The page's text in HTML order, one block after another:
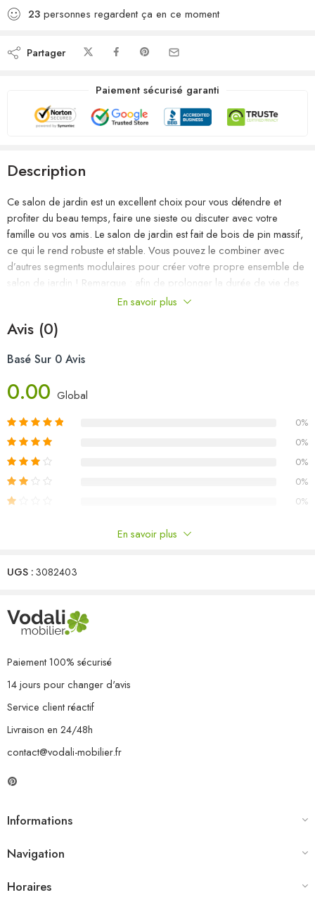
23 personnes regardent ça en ce moment
Partager
Paiement sécurisé garanti
Description
Ce salon de jardin est un excellent choix pour vous détendre et
profiter du beau temps, faire une sieste ou discuter avec votre
famille ou vos amis. Le salon de jardin est fait de bois de pin massif,
ce qui le rend robuste et stable. Vous pouvez le combiner avec
d’autres segments modulaires pour créer votre propre ensemble de
salon de jardin ! Remarque : afin de prolonger la durée de vie des
meubles d’extérieur, nous vous recommandons de les protéger avec
Matériau : bois de pin massif
L’assemblage est requis
La livraison contient :
4 x canapé central
En savoir plus
Avis (0)
Basé Sur 0 Avis
0.00 Global
0%
0%
0%
0%
0%
Il n'y a pas encore de critiques.
En savoir plus
UGS :3082403
Paiement 100% sécurisé
14 jours pour changer d'avis
Service client réactif
Livraison en 24/48h
contact@vodali-mobilier.fr
Informations
Navigation
Horaires